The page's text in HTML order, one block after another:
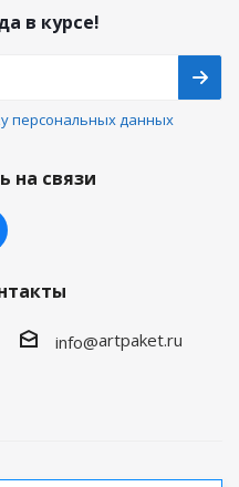
в курсе!
персональных данных
на связи
info@artpaket.ru